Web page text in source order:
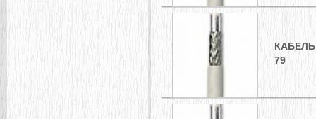
КАБЕЛЬ
79